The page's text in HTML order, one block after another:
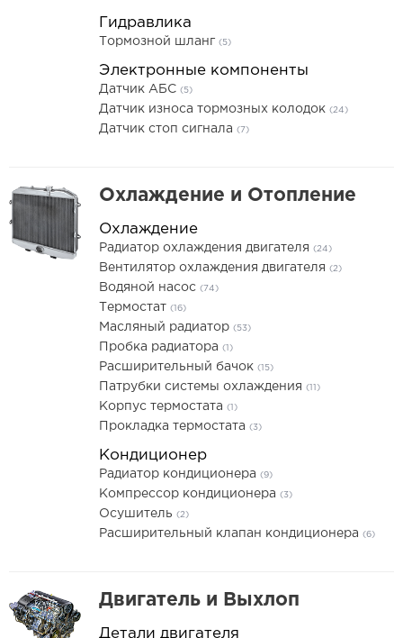
Гидравлика
Тормозной шланг (5)
Электронные компоненты
Датчик АБС (5)
Датчик износа тормозных колодок (24)
Датчик стоп сигнала (7)
Охлаждение и Отопление
Охлаждение
Радиатор охлаждения двигателя (24)
Вентилятор охлаждения двигателя (2)
Водяной насос (74)
Термостат (16)
Масляный радиатор (53)
Пробка радиатора (1)
Расширительный бачок (15)
Патрубки системы охлаждения (11)
Корпус термостата (1)
Прокладка термостата (3)
Кондиционер
Радиатор кондиционера (9)
Компрессор кондиционера (3)
Осушитель (2)
Расширительный клапан кондиционера (6)
Двигатель и Выхлоп
Детали двигателя